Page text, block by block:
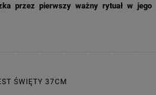
BIAŁE PIÓRKA ZE ZŁOTEM
przez pierwszy ważny rytuał w jego
ŚWIĘTY 37CM